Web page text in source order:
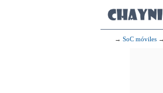
→ SoC móviles